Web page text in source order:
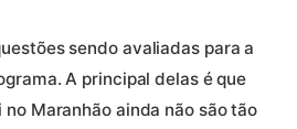
sendo avaliadas para a
A principal delas é que
Maranhão ainda não são tão